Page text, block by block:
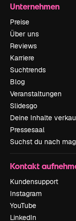
Unternehmen
Preise
Über uns
Reviews
Karriere
Suchtrends
Blog
Veranstaltungen
Slidesgo
Deine Inhalte
Pressesaal
Suchst du nach
Kontakt
Kundensupport
Instagram
YouTube
LinkedIn